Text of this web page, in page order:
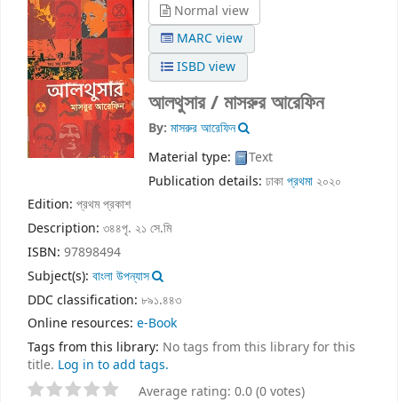
Normal view
MARC view
ISBD view
আলথুসার /মাসরুর আরেফিন
By: মাসরুর আরেফিন
Material type:
Text
Publication details: ঢাকাপ্রথমা২০২০
Edition: প্রথম প্রকাশ
Description: ৩৪৪পৃ. ২১ সে.মি
ISBN: 97898494
Subject(s): বাংলা উপন্যাস
DDC classification: ৮৯১.৪৪৩
Online resources: e-Book
Tags from this library: No tags from this library for this
title. Log in to add tags.
Average rating: 0.0 (0 votes)